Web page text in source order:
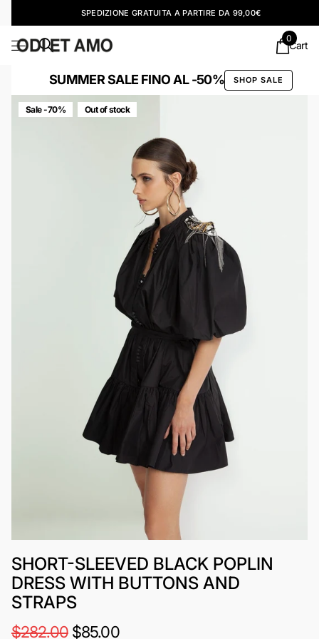
SPEDIZIONE GRATUITA A PARTIRE DA 99,00€
Cart
0
SUMMER SALE FINO AL -50% SHOP SALE
Sale -70% Out of stock
SHORT-SLEEVED BLACK POPLIN
DRESS WITH BUTTONS AND
STRAPS
$282.00$85.00